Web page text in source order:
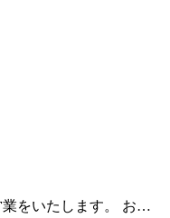
業をいたします。 お…